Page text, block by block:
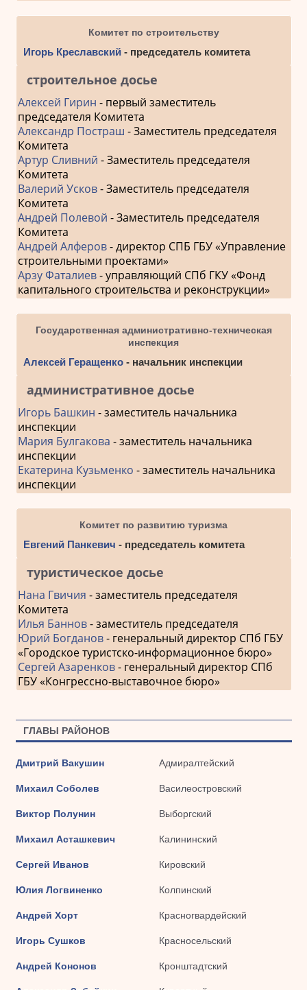
Комитет по строительству
Игорь Креславский - председатель комитета
строительное досье
Алексей Гирин - первый заместитель
председателя Комитета
Александр Постраш - Заместитель председателя
Комитета
Артур Сливний - Заместитель председателя
Комитета
Валерий Усков- Заместитель председателя
Комитета
Андрей Полевой - Заместитель председателя
Комитета
Андрей Алферов- директор СПБ ГБУ «Управление
строительными проектами»
Арзу Фаталиев- управляющий СПб ГКУ «Фонд
капитального строительства и реконструкции»
Государственная административно-техническая
инспекция
Алексей Геращенко- начальник инспекции
административное досье
Игорь Башкин - заместитель начальника
инспекции
Мария Булгакова - заместитель начальника
инспекции
Екатерина Кузьменко - заместитель начальника
инспекции
Комитет по развитию туризма
Евгений Панкевич - председатель комитета
туристическое досье
Нана Гвичия - заместитель председателя
Комитета
Илья Баннов- заместитель председателя
Юрий Богданов- генеральный директор СПб ГБУ
«Городское туристско-информационное бюро»
Сергей Азаренков- генеральный директор СПб
ГБУ «Конгрессно-выставочное бюро»
ГЛАВЫ РАЙОНОВ
Дмитрий Вакушин Адмиралтейский
Михаил Соболев Василеостровский
Виктор Полунин Выборгский
Михаил Асташкевич Калининский
Сергей Иванов Кировский
Юлия Логвиненко Колпинский
Андрей Хорт Красногвардейский
Игорь Сушков Красносельский
Андрей Кононов Кронштадтский